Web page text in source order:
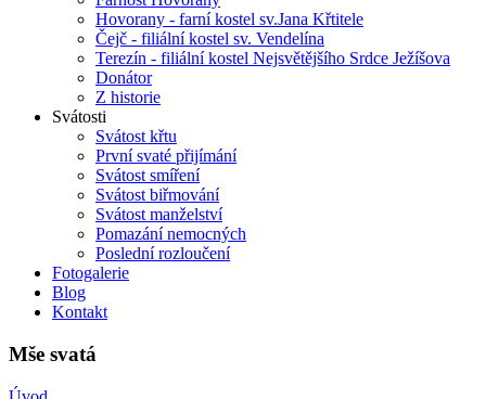
Hovorany - farní kostel sv.Jana Křtitele
Čejč - filiální kostel sv. Vendelína
Terezín - filiální kostel Nejsvětějšího Srdce Ježíšova
Donátor
Z historie
Svátosti
Svátost křtu
První svaté přijímání
Svátost smíření
Svátost biřmování
Svátost manželství
Pomazání nemocných
Poslední rozloučení
Fotogalerie
Blog
Kontakt
Mše svatá